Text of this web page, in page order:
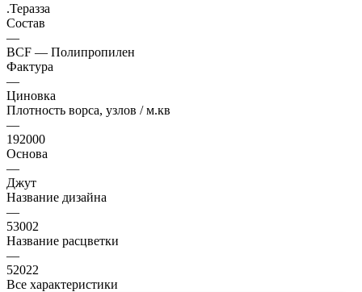
.Теразза
Состав
—
BCF — Полипропилен
Фактура
—
Циновка
Плотность ворса, узлов / м.кв
—
192000
Основа
—
Джут
Название дизайна
—
53002
Название расцветки
—
52022
Все характеристики